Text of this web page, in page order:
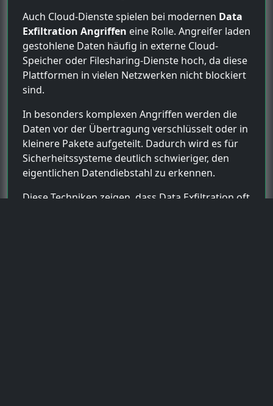
Auch Cloud-Dienste spielen bei modernen Data
Exfiltration Angriffen eine Rolle. Angreifer laden
gestohlene Daten häufig in externe Cloud-
Speicher oder Filesharing-Dienste hoch, da diese
Plattformen in vielen Netzwerken nicht blockiert
sind.
In besonders komplexen Angriffen werden die
Daten vor der Übertragung verschlüsselt oder in
kleinere Pakete aufgeteilt. Dadurch wird es für
Sicherheitssysteme deutlich schwieriger, den
eigentlichen Datendiebstahl zu erkennen.
Diese Techniken zeigen, dass Data Exfiltration oft